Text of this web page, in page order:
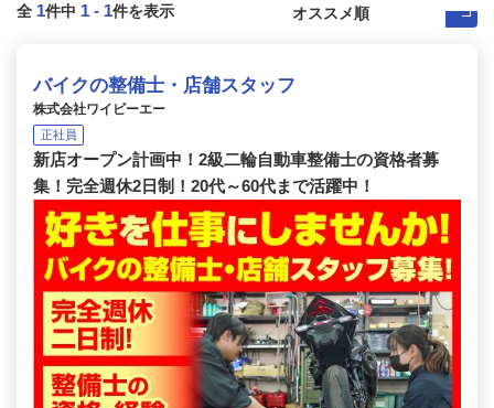
全 1件中 1 - 1件を表示
バイクの整備士・店舗スタッフ
株式会社ワイビーエー
正社員
新店オープン計画中！2級二輪自動車整備士の資格者募
集！完全週休2日制！20代～60代まで活躍中！